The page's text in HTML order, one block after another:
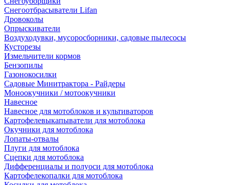
Снегоотбрасыватели Lifan
Дровоколы
Опрыскиватели
Воздуходувки, мусоросборники, cадовые пылесосы
Кусторезы
Измельчители кормов
Бензопилы
Газонокосилки
Садовые Минитрактора - Райдеры
Моноокучники / мотоокучники
Навесное
Навесное для мотоблоков и культиваторов
Картофелевыкапыватели для мотоблока
Окучники для мотоблока
Лопаты-отвалы
Плуги для мотоблока
Сцепки для мотоблока
Дифференциалы и полуоси для мотоблока
Картофелекопалки для мотоблока